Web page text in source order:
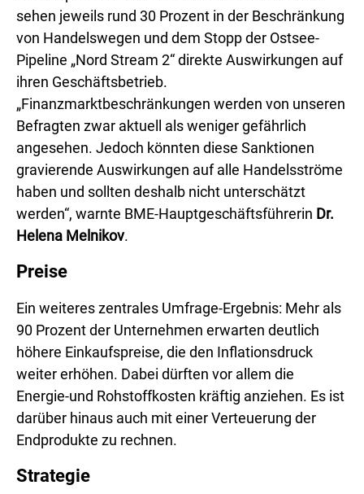
sehen jeweils rund 30 Prozent in der Beschränkung
von Handelswegen und dem Stopp der Ostsee-
Pipeline „Nord Stream 2“ direkte Auswirkungen auf
ihren Geschäftsbetrieb.
„Finanzmarktbeschränkungen werden von unseren
Befragten zwar aktuell als weniger gefährlich
angesehen. Jedoch könnten diese Sanktionen
gravierende Auswirkungen auf alle Handelsströme
haben und sollten deshalb nicht unterschätzt
werden“, warnte BME-Hauptgeschäftsführerin Dr.
Helena Melnikov.
Preise
Ein weiteres zentrales Umfrage-Ergebnis: Mehr als
90 Prozent der Unternehmen erwarten deutlich
höhere Einkaufspreise, die den Inflationsdruck
weiter erhöhen. Dabei dürften vor allem die
Energie-und Rohstoffkosten kräftig anziehen. Es ist
darüber hinaus auch mit einer Verteuerung der
Endprodukte zu rechnen.
Strategie